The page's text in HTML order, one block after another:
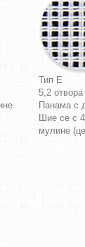
Тип E
5,2
Панама с
Шие се с
мулине